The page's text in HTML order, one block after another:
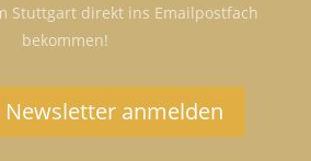
Stuttgart direkt ins Emailpostfach
bekommen!
Newsletter anmelden